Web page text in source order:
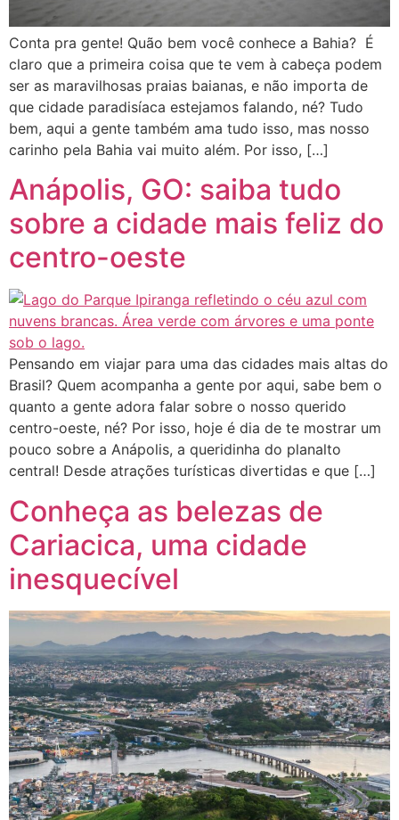
Conta pra gente! Quão bem você conhece a Bahia? É
claro que a primeira coisa que te vem à cabeça podem
ser as maravilhosas praias baianas, e não importa de
que cidade paradisíaca estejamos falando, né? Tudo
bem, aqui a gente também ama tudo isso, mas nosso
carinho pela Bahia vai muito além. Por isso, […]
Anápolis, GO: saiba tudo
sobre a cidade mais feliz do
centro-oeste
Pensando em viajar para uma das cidades mais altas do
Brasil? Quem acompanha a gente por aqui, sabe bem o
quanto a gente adora falar sobre o nosso querido
centro-oeste, né? Por isso, hoje é dia de te mostrar um
pouco sobre a Anápolis, a queridinha do planalto
central! Desde atrações turísticas divertidas e que […]
Conheça as belezas de
Cariacica, uma cidade
inesquecível